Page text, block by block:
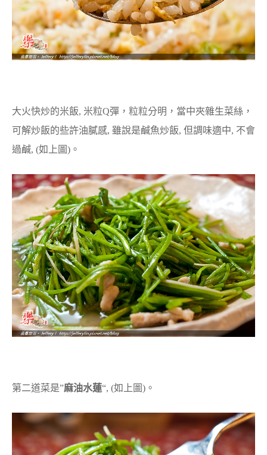
大火快炒的米飯, 米粒Q彈，粒粒分明，當中夾雜生菜絲，
可解炒飯的些許油膩感, 雖說是鹹魚炒飯, 但調味適中, 不會
過鹹, (如上圖)。
第二道菜是”麻油水蓮“, (如上圖)。